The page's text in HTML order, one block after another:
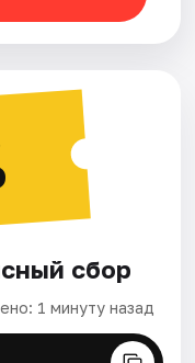
сбор
1 минуту назад